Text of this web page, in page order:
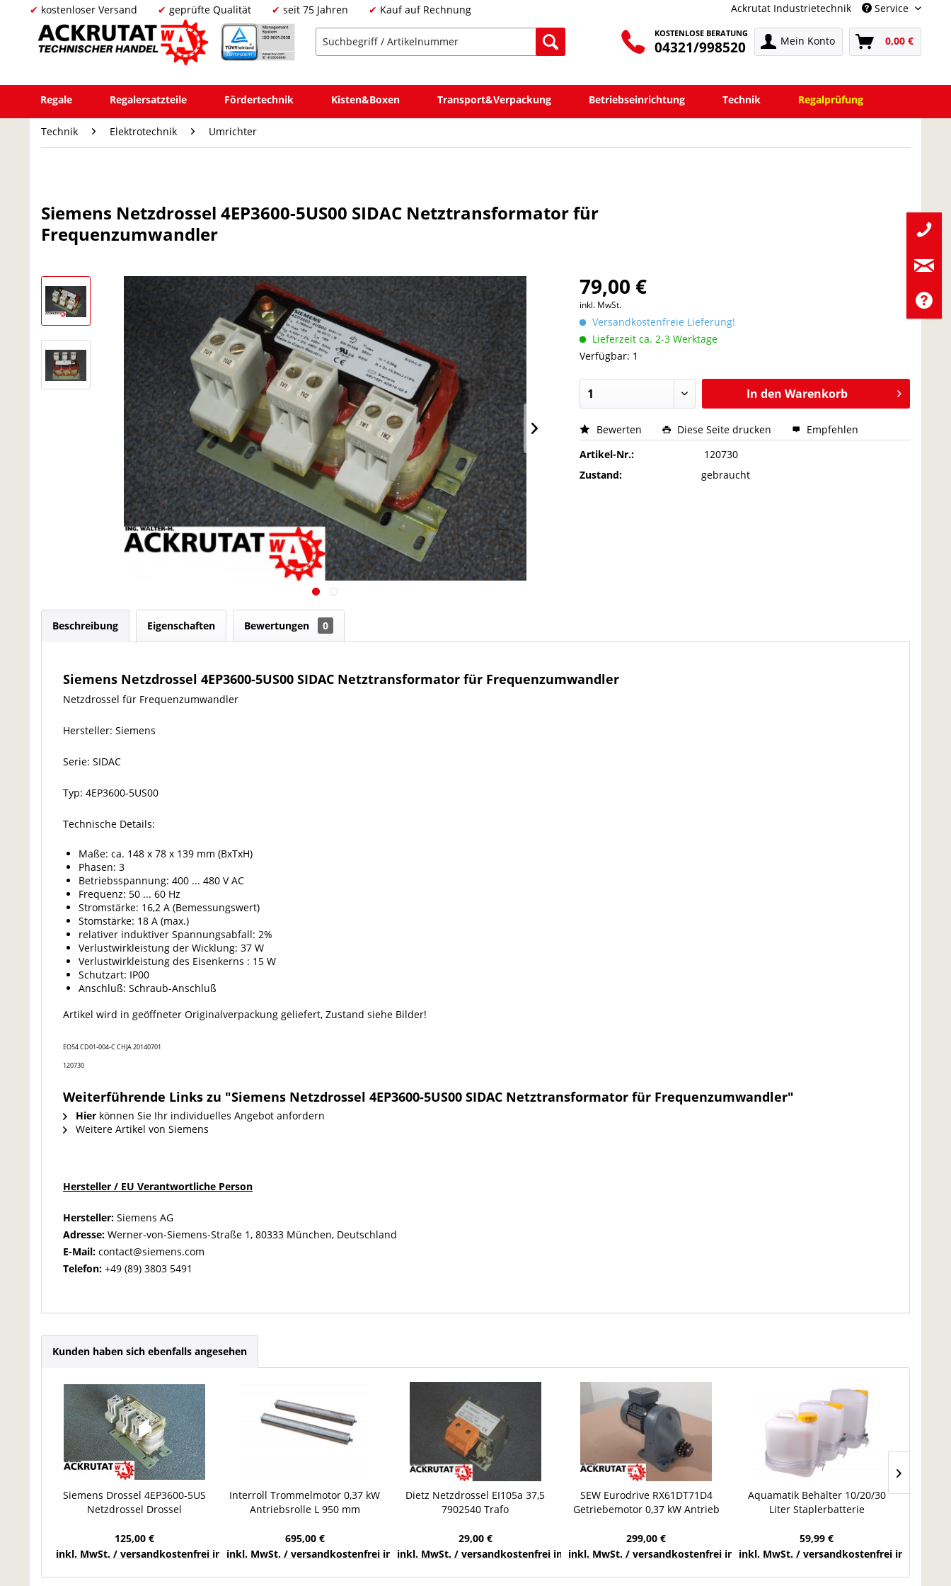
kostenloser Versand geprüfte Qualität seit 75 Jahren Kauf auf Rechnung Ackrutat Industrietechnik Service
KOSTENLOSE BERATUNG
04321/998520 Mein Konto 0,00 €
Regale Regalersatzteile Fördertechnik Kisten&Boxen Transport&Verpackung Betriebseinrichtung Technik Regalprüfung
Technik Elektrotechnik Umrichter
Siemens Netzdrossel 4EP3600-5US00 SIDAC Netztransformator für
Frequenzumwandler
79,00 €
inkl. MwSt.
Versandkostenfreie Lieferung!
Lieferzeit ca. 2-3 Werktage
Verfügbar: 1
In den Warenkorb
Bewerten Diese Seite drucken
Empfehlen
Artikel-Nr.:
120730
Zustand:
gebraucht
Beschreibung Eigenschaften Bewertungen 0
Siemens Netzdrossel 4EP3600-5US00 SIDAC Netztransformator für Frequenzumwandler
Netzdrossel für Frequenzumwandler
Hersteller: Siemens
Serie: SIDAC
Typ: 4EP3600-5US00
Technische Details:
Maße: ca. 148 x 78 x 139 mm (BxTxH)
Phasen: 3
Betriebsspannung: 400 ... 480 V AC
Frequenz: 50 ... 60 Hz
Stromstärke: 16,2 A (Bemessungswert)
Stomstärke: 18 A (max.)
relativer induktiver Spannungsabfall: 2%
Verlustwirkleistung der Wicklung: 37 W
Verlustwirkleistung des Eisenkerns : 15 W
Schutzart: IP00
Anschluß: Schraub-Anschluß
Artikel wird in geöffneter Originalverpackung geliefert, Zustand siehe Bilder!
EO54 CD01-004-C CHJA 20140701
120730
Weiterführende Links zu "Siemens Netzdrossel 4EP3600-5US00 SIDAC Netztransformator für Frequenzumwandler"
Hier können Sie Ihr individuelles Angebot anfordern
Weitere Artikel von Siemens
Hersteller / EU Verantwortliche Person
Hersteller: Siemens AG
Adresse: Werner-von-Siemens-Straße 1, 80333 München, Deutschland
E-Mail: contact@siemens.com
Telefon: +49 (89) 3803 5491
Kunden haben sich ebenfalls angesehen
Siemens Drossel 4EP3600-5US
Netzdrossel Drossel
125,00 €
inkl. MwSt. / versandkostenfrei innerhalb Deutschlands
Interroll Trommelmotor 0,37 kW
Antriebsrolle L 950 mm
695,00 €
inkl. MwSt. / versandkostenfrei innerhalb Deutschlands
Dietz Netzdrossel EI105a 37,5
7902540 Trafo
Transformator
29,00 €
inkl. MwSt. / versandkostenfrei innerhalb Deutschlands
SEW Eurodrive RX61DT71D4
Getriebemotor 0,37 kW Antrieb
299,00 €
inkl. MwSt. / versandkostenfrei innerhalb Deutschlands
Aquamatik Behälter 10/20/30
Liter Staplerbatterie
Fallwasserbehälter
59,99 €
inkl. MwSt. / versandkostenfrei innerhalb